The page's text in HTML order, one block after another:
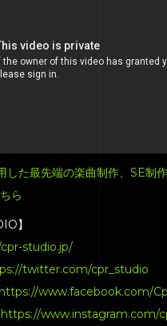
EQUIPMENT
BLOG
CONTACT
した最先端の楽曲制作、SE制
ら
】
studio.jp/
twitter.com/cpr_studio
https://www.facebook.com/
https://www.instagram.com/